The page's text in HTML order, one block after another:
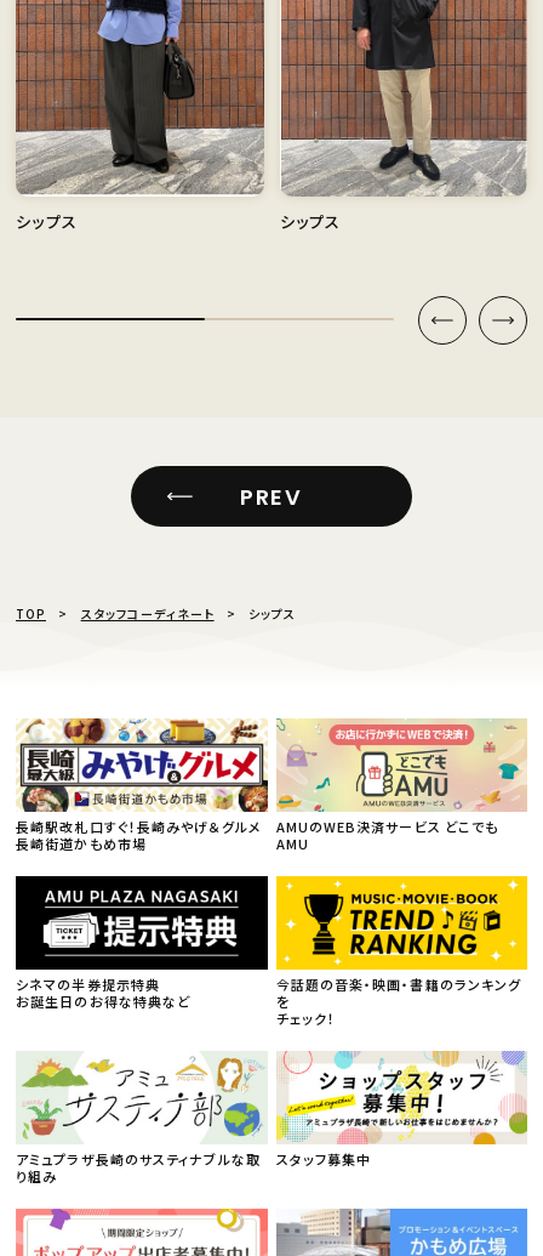
シップス シップス
PREV
TOP スタッフコーディネート シップス
長崎駅改札口すぐ！長崎みやげ＆グルメ
長崎街道かもめ市場
AMUのWEB決済サービス どこでも
AMU
シネマの半券提示特典
お誕生日のお得な特典など
今話題の音楽・映画・書籍のランキング
を
チェック！
アミュプラザ長崎のサスティナブルな取
り組み
スタッフ募集中